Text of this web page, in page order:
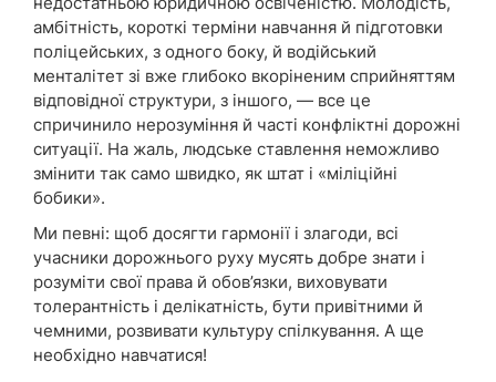
амбітність, короткі терміни навчання й підготовки
поліцейських, з одного боку, й водійський
менталітет зі вже глибоко вкоріненим сприйняттям
відповідної структури, з іншого, — все це
спричинило нерозуміння й часті конфліктні дорожні
ситуації. На жаль, людське ставлення неможливо
змінити так само швидко, як штат і «міліційні
бобики».
Ми певні: щоб досягти гармонії і злагоди, всі
учасники дорожнього руху мусять добре знати і
розуміти свої права й обов’язки, виховувати
толерантність і делікатність, бути привітними й
чемними, розвивати культуру спілкування. А ще
необхідно навчатися!